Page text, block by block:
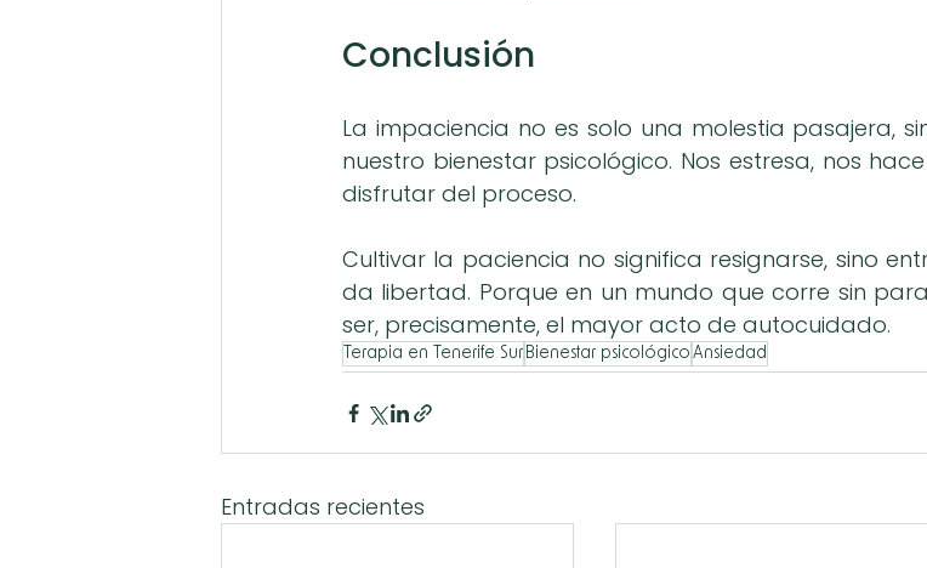
Conclusión
La impaciencia no es solo una molestia pasajera,
nuestro bienestar psicológico. Nos estresa, nos
disfrutar del proceso.
Cultivar la paciencia no significa resignarse, sino
da libertad. Porque en un mundo que corre sin
ser, precisamente, el mayor acto de autocuidado.
Terapia en Tenerife Sur Bienestar psicológico Ansiedad
Entradas recientes